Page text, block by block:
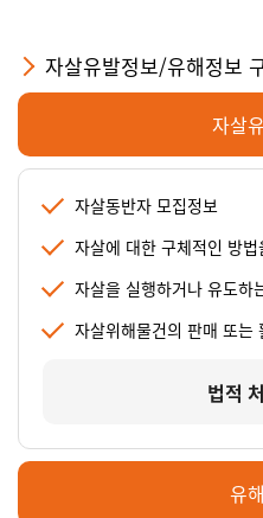
자살유발정보/유해정보
자살
자살동반자 모집정보
자살에 대한 구체적인 방
자살을 실행하거나 유도하
자살위해물건의 판매 또는
법적
유